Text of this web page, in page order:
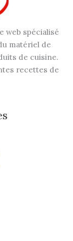
web spécialisé
matériel de
de cuisine.
recettes de